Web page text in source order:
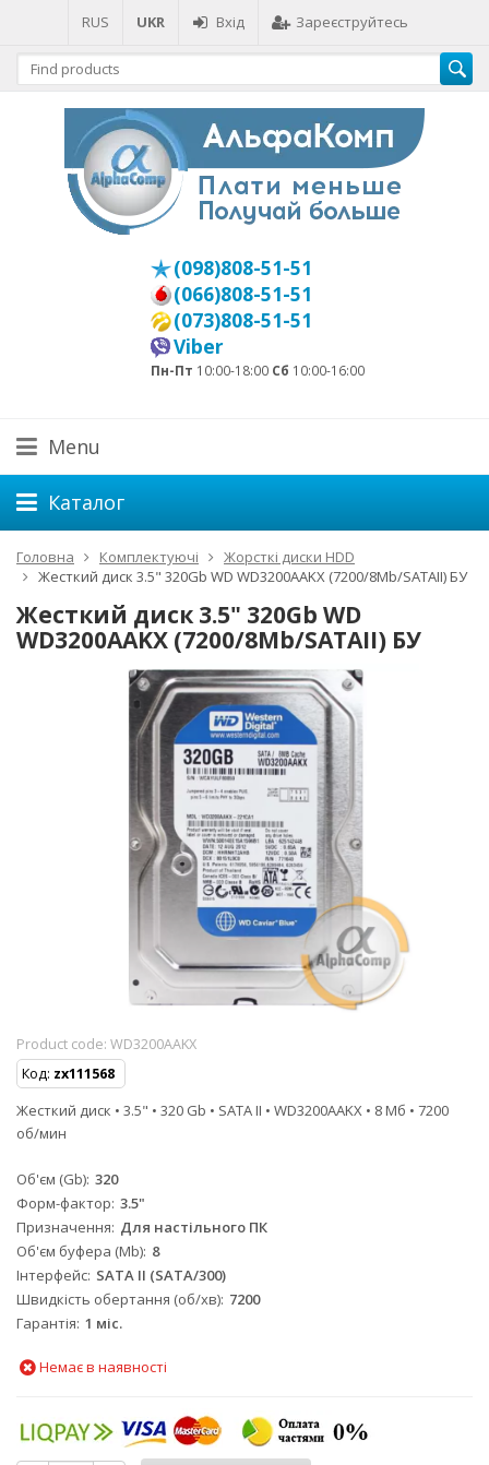
RUS UKR Вхід Зареєструйтесь
(098)808-51-51
(066)808-51-51
(073)808-51-51
Viber
Пн-Пт 10:00-18:00 Сб 10:00-16:00
Menu
Каталог
Головна Комплектуючі
Жорсткі диски HDD
Жесткий диск 3.5" 320Gb WD WD3200AAKX (7200/8Mb/SATAII) БУ
Жесткий диск 3.5" 320Gb WD
WD3200AAKX (7200/8Mb/SATAII) БУ
Product code: WD3200AAKX
Код: zx111568
Жесткий диск • 3.5" • 320 Gb • SATA II • WD3200AAKX • 8 Мб • 7200
об/мин
Об'єм (Gb) 320
Форм-фактор 3.5"
Призначення Для настільного ПК
Об'єм буфера (Mb) 8
Інтерфейс SATA II (SATA/300)
Швидкість обертання (об/хв) 7200
Гарантія 1 міс.
Немає в наявності